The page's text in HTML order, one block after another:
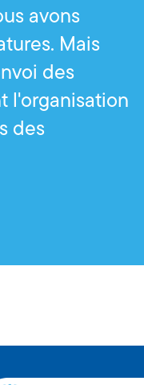
avons
Mais
des
l'organisation
des